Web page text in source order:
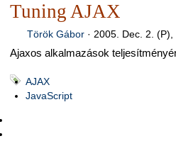
Tuning AJAX
Török Gábor· 2005. Dec. 2. (P),
Ajaxos alkalmazások
AJAX
JavaScript